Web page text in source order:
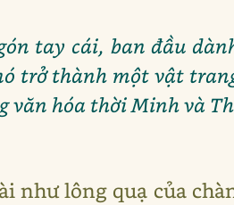
tay cái, ban đầu
trở thành một vật
văn hóa thời Minh và
như lông quạ của